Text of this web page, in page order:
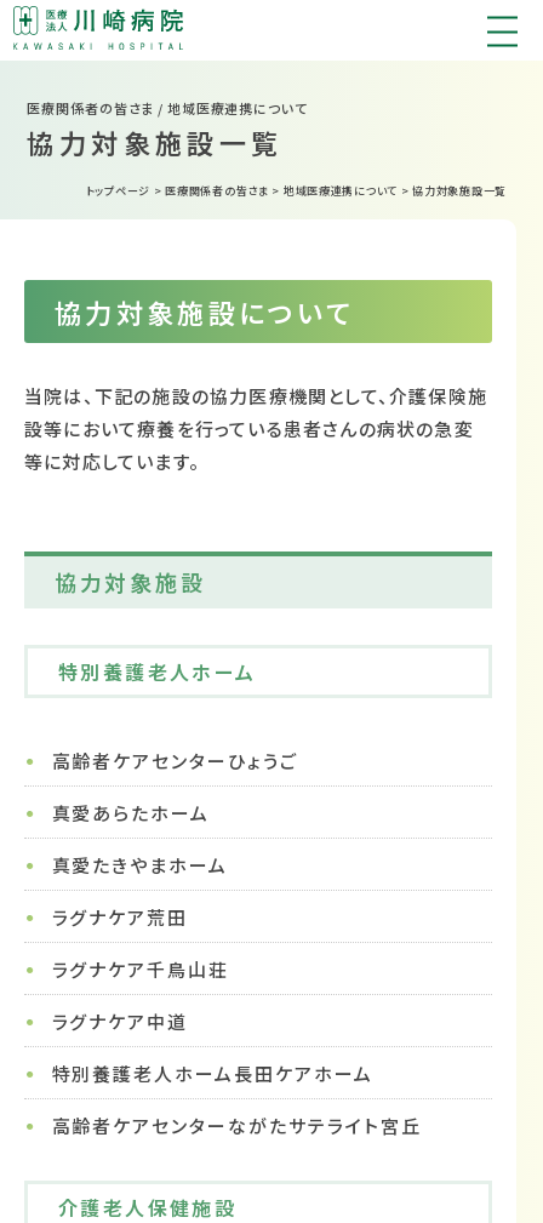
医療関係者の皆さま / 地域医療連携について
協力対象施設一覧
トップページ >医療関係者の皆さま > 地域医療連携について >協力対象施設一覧
協力対象施設について
当院は、下記の施設の協力医療機関として、介護保険施
設等において療養を行っている患者さんの病状の急変
等に対応しています。
協力対象施設
特別養護老人ホーム
高齢者ケアセンターひょうご
真愛あらたホーム
真愛たきやまホーム
ラグナケア荒田
ラグナケア千鳥山荘
ラグナケア中道
特別養護老人ホーム長田ケアホーム
高齢者ケアセンターながたサテライト宮丘
介護老人保健施設